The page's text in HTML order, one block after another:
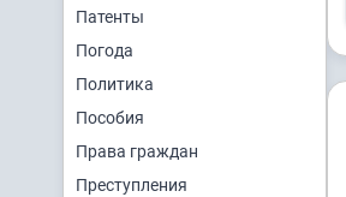
Патенты
Погода
Политика
Пособия
Права граждан
Преступления